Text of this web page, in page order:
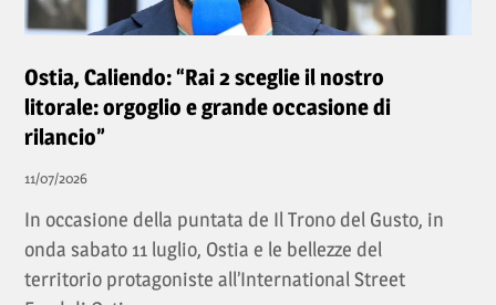
Ostia, Caliendo: “Rai 2 sceglie il nostro
litorale: orgoglio e grande occasione di
rilancio”
11/07/2026
In occasione della puntata de Il Trono del Gusto, in
onda sabato 11 luglio, Ostia e le bellezze del
territorio protagoniste all’International Street